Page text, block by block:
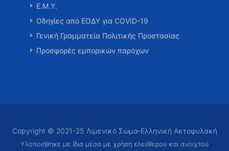
Ε.Μ.Υ.
Οδηγίες από ΕΟΔΥ για COVID-19
Γενική Γραμματεία Πολιτικής Προστασίας
Προσφορές εμπορικών παρόχων
Copyright © 2021-25 Λιμενικό Σώμα-Ελληνική Ακτοφυλακή
Υλοποιήθηκε με ίδια μέσα με χρήση ελεύθερου και ανοιχτού